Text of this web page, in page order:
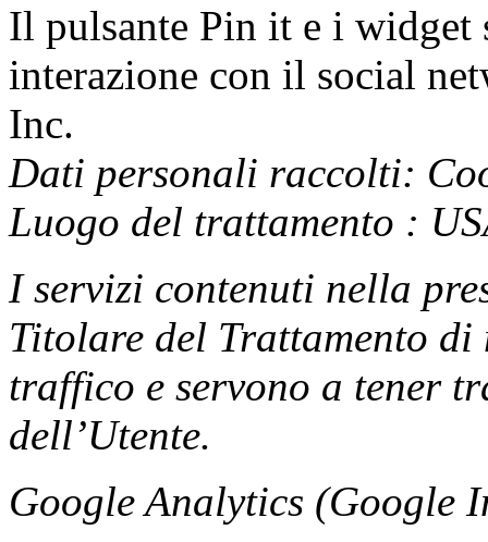
Il pulsante Pin it e i
interazione con il social
Inc.
Dati personali raccolti:
Luogo del trattamento :
I servizi contenuti nella
Titolare del Trattamento
traffico e servono a tener
dell’Utente.
Google Analytics (Google